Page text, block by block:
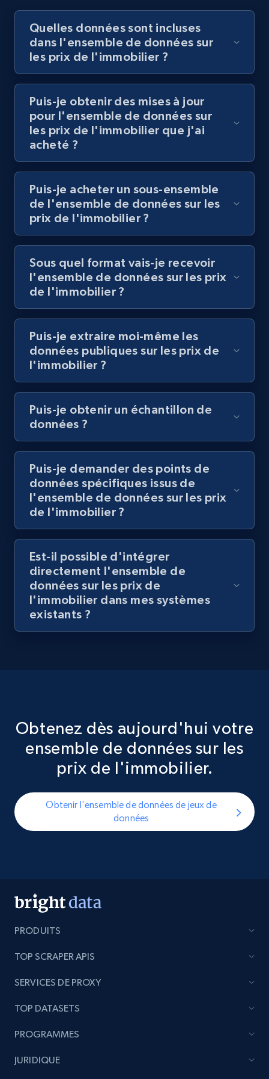
données
Obtenir l'ensemble de données de jeux de
données
Quelles données sont incluses
dans l'ensemble de données sur
les prix de l'immobilier ?
Puis-je obtenir des mises à jour
pour l'ensemble de données sur
les prix de l'immobilier que j'ai
acheté ?
Puis-je acheter un sous-ensemble
de l'ensemble de données sur les
prix de l'immobilier ?
Sous quel format vais-je recevoir
l'ensemble de données sur les prix
de l'immobilier ?
Puis-je extraire moi-même les
données publiques sur les prix de
l'immobilier ?
Puis-je obtenir un échantillon de
données ?
Puis-je demander des points de
données spécifiques issus de
l'ensemble de données sur les prix
de l'immobilier ?
Est-il possible d'intégrer
directement l'ensemble de
données sur les prix de
l'immobilier dans mes systèmes
existants ?
Obtenez dès aujourd'hui votre
ensemble de données sur les
prix de l'immobilier.
Obtenir l'ensemble de données de jeux de
données
PRODUITS
TOP SCRAPER APIS
SERVICES DE PROXY
TOP DATASETS
PROGRAMMES
JURIDIQUE